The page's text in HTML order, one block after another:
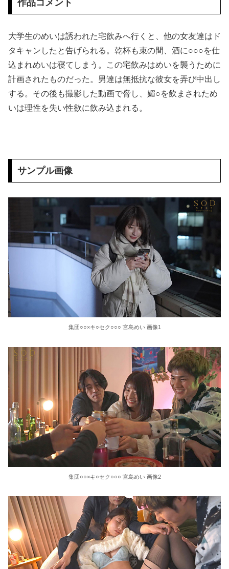
漫☆画太郎読切作品「ドラゴンボール外伝」
事件に巻き込まれた夫婦 夫のそばで愛する妻がまわされた！VOL.2
【悲報】 田中みな実(39)、妊娠して顔が別人のように変わる
【聖闘士星矢】 黄金聖闘士って蟹座ばかりネタにされますが牡牛座も大概ですよねｗｗｗ
パンツが見えそうなほど短いスカートに大興奮！ピチピチの太ももを大胆に露出する女子高生たちの街撮りエ□画像
【画像】 地味な顔なのにエ□い体して、しかもビッチとかいうエ□すぎる存在がこちらw w w w w w w w w w w w w w
【画像】 大人気声優「ブラジャーの日なので下着姿ですパシャ」
【悲報】 味噌ラーメンで行列、出来ない
月刊マダムチャンネル義母の蟻地獄
【予想外】アメリカ人の白人女に先祖を聞いたら衝撃的なことを言い出した
国生さゆり 『おニャン子クラブ』時代のライバル関係語る 伊達みきおが直球質問「たとえば誰です？」
【悲報】佐倉綾音(32)、悠木碧（34）、早見沙織（35）←ここら辺の独身ベテラン声優
【画像】NHKの素朴な女子アナが可愛すぎる
無防備盗撮 vol.2 女風編
姉と弟の濃厚セックス 意外にヤれる女は家族だった4時間
ヤリマン熟年おばさんパート先で我慢できずに若いチ○ポを貪りまくる！ベスト4時間
作品コメント
大学生のめいは誘われた宅飲みへ行くと、他の女友達はド
タキャンしたと告げられる。乾杯も束の間、酒に○○○を仕
込まれめいは寝てしまう。この宅飲みはめいを襲うために
計画されたものだった。男達は無抵抗な彼女を弄び中出し
する。その後も撮影した動画で脅し、媚○を飲まされため
いは理性を失い性欲に飲み込まれる。
サンプル画像
集団○○×キ○セク○○○ 宮島めい 画像1
集団○○×キ○セク○○○ 宮島めい 画像2